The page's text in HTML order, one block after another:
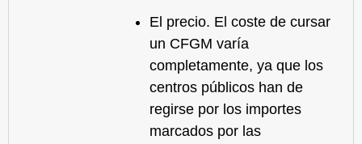
El precio. El coste de cursar
un CFGM varía
completamente, ya que los
centros públicos han de
regirse por los importes
marcados por las